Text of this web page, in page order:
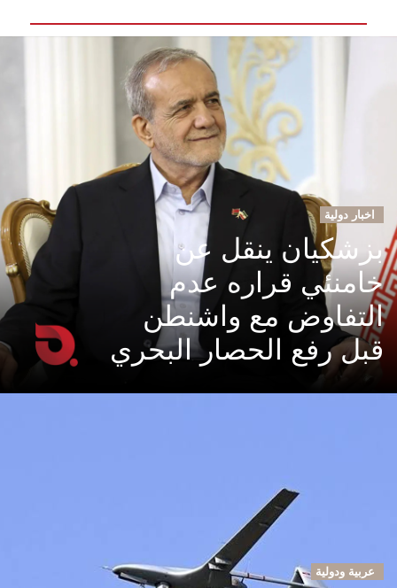
اخبار دولية
بزشكيان ينقل عن
خامنئي قراره عدم
التفاوض مع واشنطن
قبل رفع الحصار البحري
عربية ودولية